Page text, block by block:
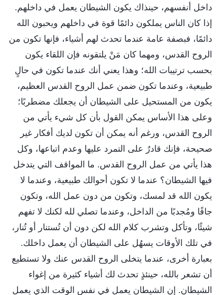
داخل أنفسهم، حينذاك يكون الشيطان يعمل في داخلهم.
إذا كان الناس يملكون دائمًا قوة في داخلهم ويحبون الله
دائمًا، فبصفة عامة عندما تحدث لهم أشياء، فإنها تكون من
الروح القدس، ومهما كان مَنْ يلتقونه فإن اللقاء يكون
بحسب ترتيبات الله؛ وهذا يعني أنك عندما تكون في حالٍ
طبيعية، وعندما تكون ضمن عمل الروح القدس العظيم،
يكون من المستحيل على الشيطان أن يجعلك مضطربًا؛
وعلى هذا الأساس يمكن القول بأن كل شيء يأتي من
الروح القدس، ورغم أنه يمكن أن تكون لديك أفكار غير
صحيحة، فإنك قادرٌ على التمرد عليها وعدم اتباعها، وكل
هذا يأتي من عمل الروح القدس. ما المواقف التي يتدخل
فيها الشيطان؟ عندما لا تكون أحوالك طبيعية، وعندما لا
يكون الله قد لمسك، وتكون من دون عمل الله، وتكون
جافًا ومُجدبًا من الداخل، وعندما تصلي لله لكنك لا تفهم
شيئًا، وتأكل وتشرب كلام الله لكن دون أن تُستنار أو تُنار،
في تلك الأوقات يسهُل على الشيطان أن يعمل داخلك.
بعبارة أخرى، عندما يتخلى الروح القدس عنك ولا تستطيع
أن تشعر بالله، حينئذٍ تحدث لك أشياء كثيرة من إغواء
الشيطان. إن الشيطان يعمل في نفس الوقت الذي يعمل